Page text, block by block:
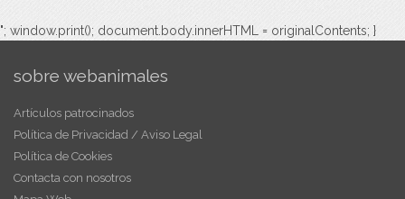
"; window.print(); document.body.innerHTML = originalContents; }
sobre webanimales
Artículos patrocinados
Política de Privacidad / Aviso Legal
Política de Cookies
Contacta con nosotros